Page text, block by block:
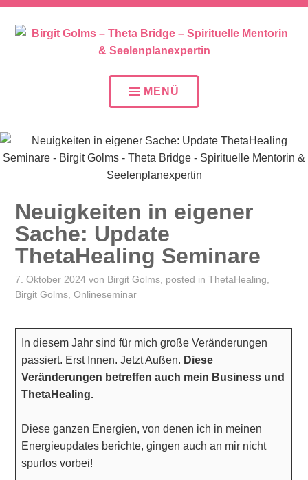
BIRGIT GOLMS – THETA
BRIDGE – SPIRITUELLE
MENTORIN &
SEELENPLANEXPERTIN
MENÜ
Neuigkeiten in eigener
Sache: Update
ThetaHealing Seminare
7. Oktober 2024 von Birgit Golms , posted inThetaHealing
Birgit Golms ,Onlineseminar
In diesem Jahr sind für mich große Veränderungen
passiert. Erst Innen. Jetzt Außen. Diese
Veränderungen betreffen auch mein Business und
ThetaHealing.
Diese ganzen Energien, von denen ich in meinen
Energieupdates berichte, gingen auch an mir nicht
spurlos vorbei!